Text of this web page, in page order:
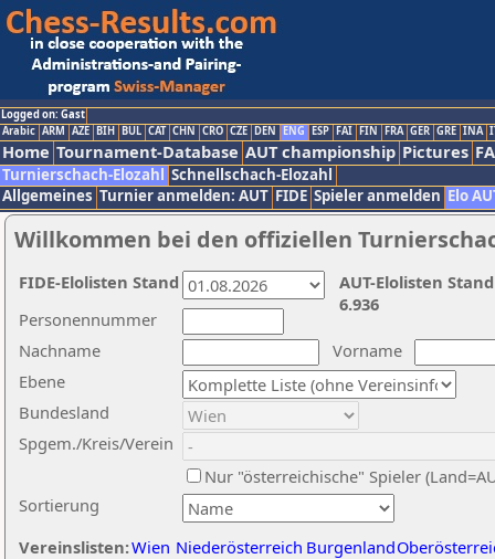
Logged on: Gast
Arabic ARM AZE BIH BUL CAT CHN CRO CZE DEN ENG ESP FAI FIN FRA GER GRE INA
Home Tournament-Database AUT championship Pictures
Turnierschach-Elozahl Schnellschach-Elozahl
Allgemeines Turnier anmelden: AUT FIDE Spieler anmelden Elo
Willkommen bei den offiziellen
Nachname
Vorname
Ebene
Sortierung
Personennummer
Bundesland
Spgem./Kreis/Verein
Nur "österreichische" Spieler
Vereinslisten:Wien Niederösterreich Burgenland
AUT-Elolisten
6.936
FIDE-Elolisten Stand